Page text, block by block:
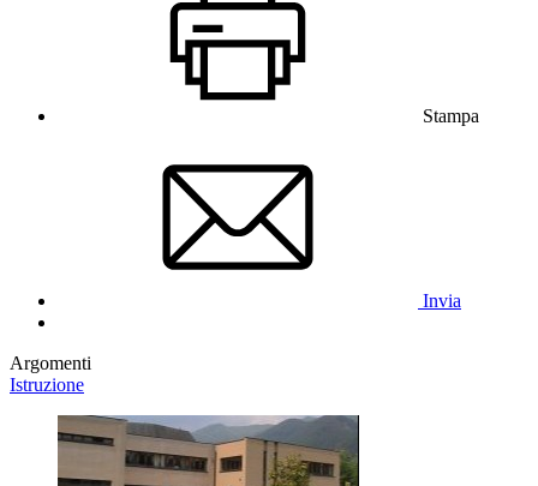
Stampa
Invia
Argomenti
Istruzione